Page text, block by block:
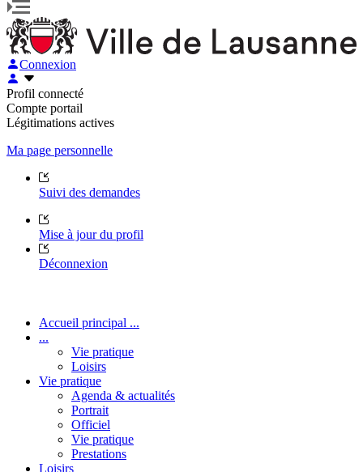
Connexion
Profil connecté
Compte portail
Légitimations actives
Ma page personnelle
Suivi des demandes
Mise à jour du profil
Déconnexion
Accueil principal ...
...
Vie pratique
Loisirs
Vie pratique
Agenda & actualités
Portrait
Officiel
Vie pratique
Prestations
Loisirs